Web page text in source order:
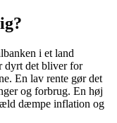
i et land
dyrt det bliver for
En lav rente gør det
og forbrug. En høj
dæmpe inflation og